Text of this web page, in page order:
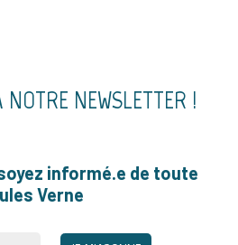
NEWSLETTER !
informé.e de toute
Verne